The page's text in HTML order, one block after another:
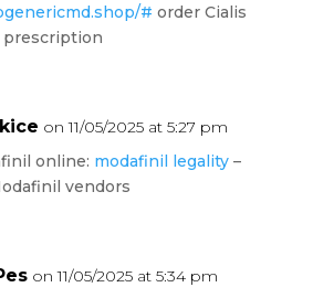
# order Cialis
on 11/05/2025 at 5:27 pm
online: modafinil legality–
vendors
on 11/05/2025 at 5:34 pm